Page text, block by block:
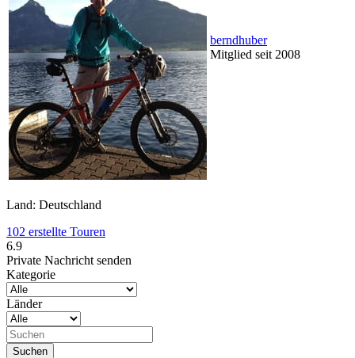
berndhuber
Mitglied seit 2008
Land: Deutschland
102 erstellte Touren
6.9
Private Nachricht senden
Kategorie
Länder